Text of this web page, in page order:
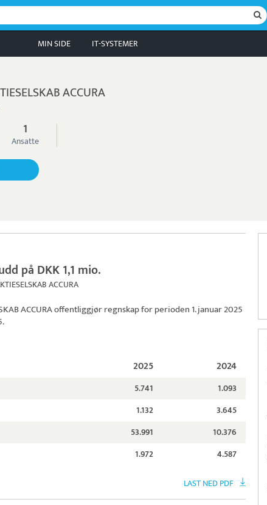
MIN SIDE IT-SYSTEMER
ACCURA
1
Ansatte
på DKK 1,1 mio.
ACCURA
ACCURAoffentliggjør regnskap for perioden 1. januar 2025
2025 2024
5.741
1.093
1.132
3.645
53.991
10.376
1.972 4.587
LAST NED PDF